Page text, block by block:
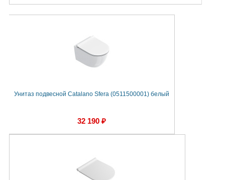
Унитаз подвесной Catalano Sfera (0511500001) белый
32 190 ₽